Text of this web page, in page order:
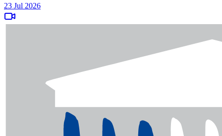
23 Jul 2026